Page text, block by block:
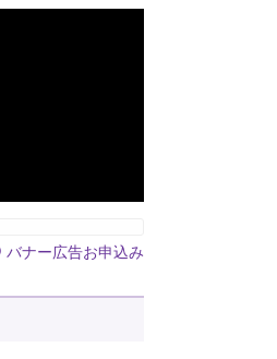
バナー広告お申込み